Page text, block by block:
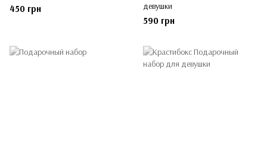
450 грн
девушки
590 грн